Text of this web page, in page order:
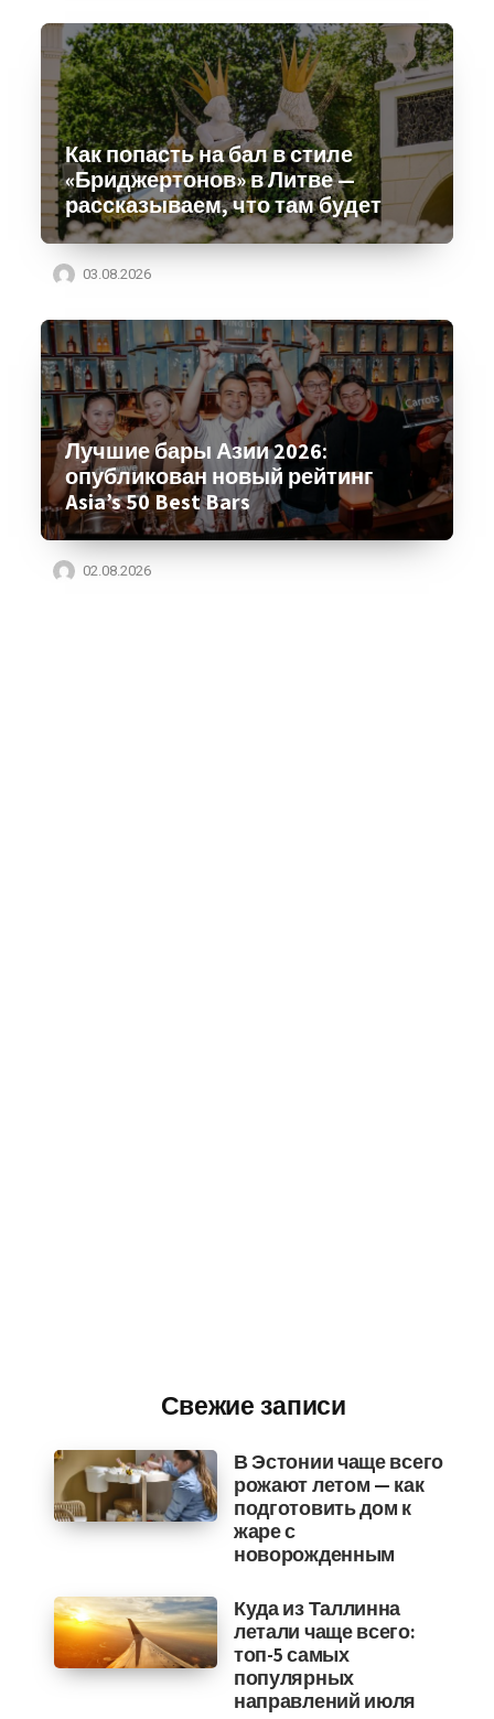
Как попасть на бал в стиле
«Бриджертонов» в Литве —
рассказываем, что там будет
03.08.2026
Лучшие бары Азии 2026:
опубликован новый рейтинг
Asia’s 50 Best Bars
02.08.2026
Свежие записи
В Эстонии чаще всего
рожают летом — как
подготовить дом к
жаре с
новорожденным
Куда из Таллинна
летали чаще всего:
топ-5 самых
популярных
направлений июля